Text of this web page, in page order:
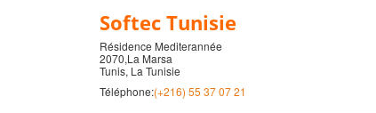
Softec Tunisie
Résidence Mediterannée
2070,La Marsa
Tunis, La Tunisie
Téléphone:(+216) 55 37 07 21